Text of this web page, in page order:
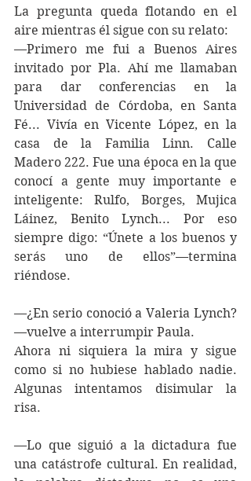
La pregunta queda flotando en el
aire mientras él sigue con su relato:
—Primero me fui a Buenos Aires
invitado por Pla. Ahí me llamaban
para dar conferencias en la
Universidad de Córdoba, en Santa
Fé... Vivía en Vicente López, en la
casa de la Familia Linn. Calle
Madero 222. Fue una época en la que
conocí a gente muy importante e
inteligente: Rulfo, Borges, Mujica
Láinez, Benito Lynch... Por eso
siempre digo: “Únete a los buenos y
serás uno de ellos”—termina
riéndose.
—¿En serio conoció a Valeria Lynch?
—vuelve a interrumpir Paula.
Ahora ni siquiera la mira y sigue
como si no hubiese hablado nadie.
Algunas intentamos disimular la
risa.
—Lo que siguió a la dictadura fue
una catástrofe cultural. En realidad,